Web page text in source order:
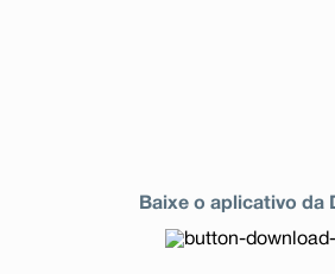
Baixe o aplicativo da